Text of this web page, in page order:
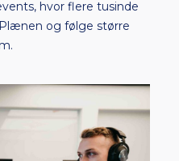
hvor flere tusinde
og følge større